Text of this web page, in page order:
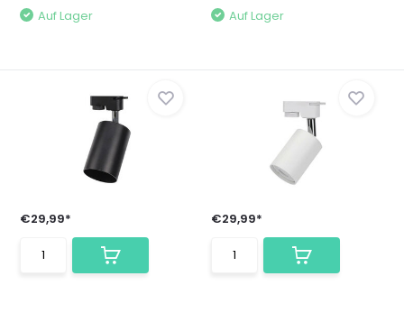
Auf Lager
Auf Lager
€29,99* €29,99*